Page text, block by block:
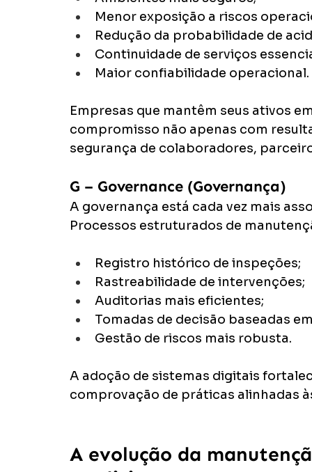
Menor exposição a riscos
Redução da probabilidade de
Continuidade de serviços
Maior confiabilidade operacional.
Empresas que mantêm seus ativos
compromisso não apenas com
segurança de colaboradores,
G – Governance (Governança)
A governança está cada vez mais
Processos estruturados de
Registro histórico de inspeções;
Rastreabilidade de intervenções;
Auditorias mais eficientes;
Tomadas de decisão baseadas
Gestão de riscos mais robusta.
A adoção de sistemas digitais
comprovação de práticas alinhadas
A evolução da